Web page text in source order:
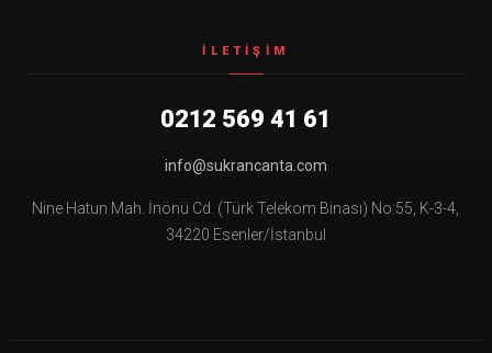
İLETIŞIM
0212 569 41 61
info@sukrancanta.com
Nine Hatun Mah. İnönü Cd. (Türk Telekom Binası) No:55, K-3-4,
34220 Esenler/İstanbul